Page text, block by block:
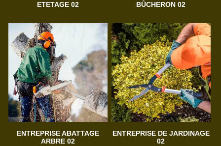
ETETAGE 02 BÛCHERON 02
ENTREPRISE ABATTAGE
ARBRE 02
ENTREPRISE DE JARDINAGE
02